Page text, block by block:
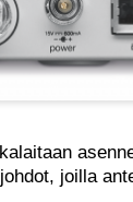
joilla